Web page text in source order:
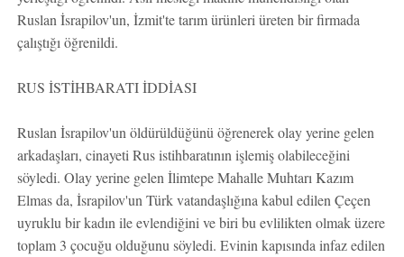
Ruslan İsrapilov'un, İzmit'te tarım ürünleri üreten bir firmada
çalıştığı öğrenildi.
RUS İSTİHBARATI İDDİASI
Ruslan İsrapilov'un öldürüldüğünü öğrenerek olay yerine gelen
arkadaşları, cinayeti Rus istihbaratının işlemiş olabileceğini
söyledi. Olay yerine gelen İlimtepe Mahalle Muhtarı Kazım
Elmas da, İsrapilov'un Türk vatandaşlığına kabul edilen Çeçen
uyruklu bir kadın ile evlendiğini ve biri bu evlilikten olmak üzere
toplam 3 çocuğu olduğunu söyledi. Evinin kapısında infaz edilen